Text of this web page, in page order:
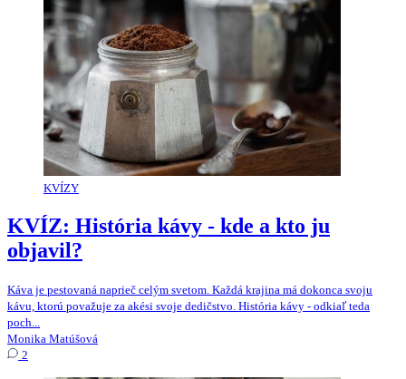
KVÍZY
KVÍZ: História kávy - kde a kto ju
objavil?
Káva je pestovaná naprieč celým svetom. Každá krajina má dokonca svoju
kávu, ktorú považuje za akési svoje dedičstvo. História kávy - odkiaľ teda
poch...
Monika Matúšová
2